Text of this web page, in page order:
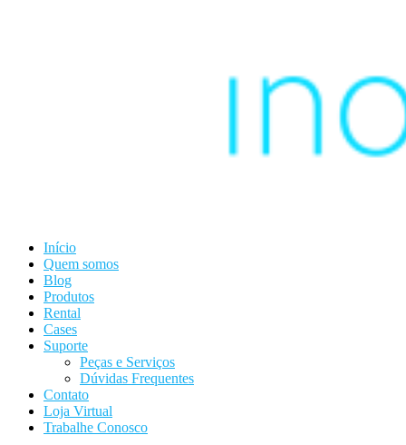
Início
Quem somos
Blog
Produtos
Rental
Cases
Suporte
Peças e Serviços
Dúvidas Frequentes
Contato
Loja Virtual
Trabalhe Conosco